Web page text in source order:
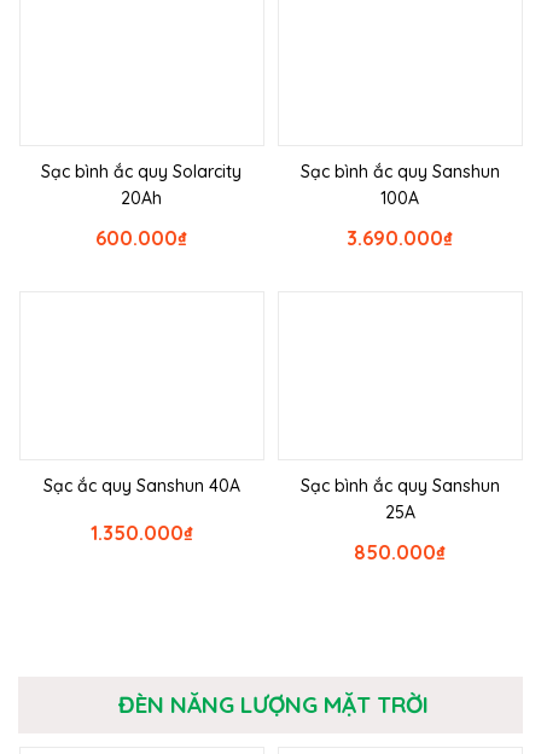
Sạc bình ắc quy Solarcity
20Ah
₫
600.000
Sạc bình ắc quy Sanshun
100A
₫
3.690.000
Sạc ắc quy Sanshun 40A
₫
1.350.000
Sạc bình ắc quy Sanshun
25A
₫
850.000
ĐÈN NĂNG LƯỢNG MẶT TRỜI